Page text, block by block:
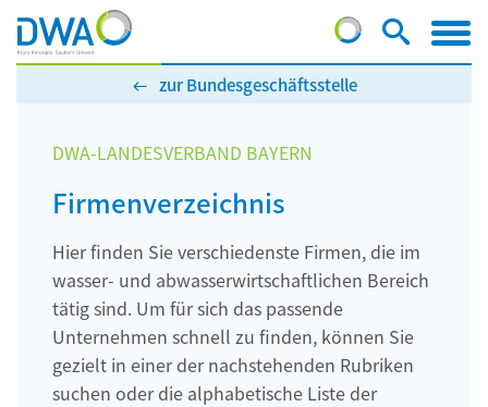
zur Bundesgeschäftsstelle
DWA-LANDESVERBAND BAYERN
Firmenverzeichnis
Hier finden Sie verschiedenste Firmen, die im
wasser- und abwasserwirtschaftlichen Bereich
tätig sind. Um für sich das passende
Unternehmen schnell zu finden, können Sie
gezielt in einer der nachstehenden Rubriken
suchen oder die alphabetische Liste der